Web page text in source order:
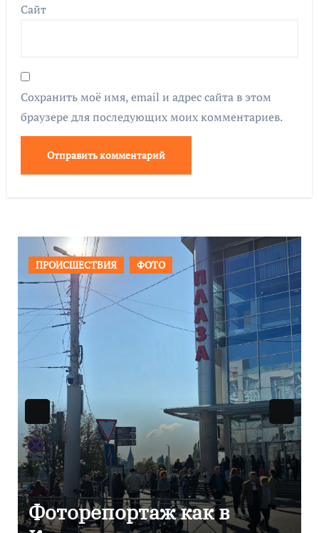
Сайт
Сохранить моё имя, email и адрес сайта в этом
браузере для последующих моих комментариев.
ОБЩЕСТВО ФОТО
В Калининграде